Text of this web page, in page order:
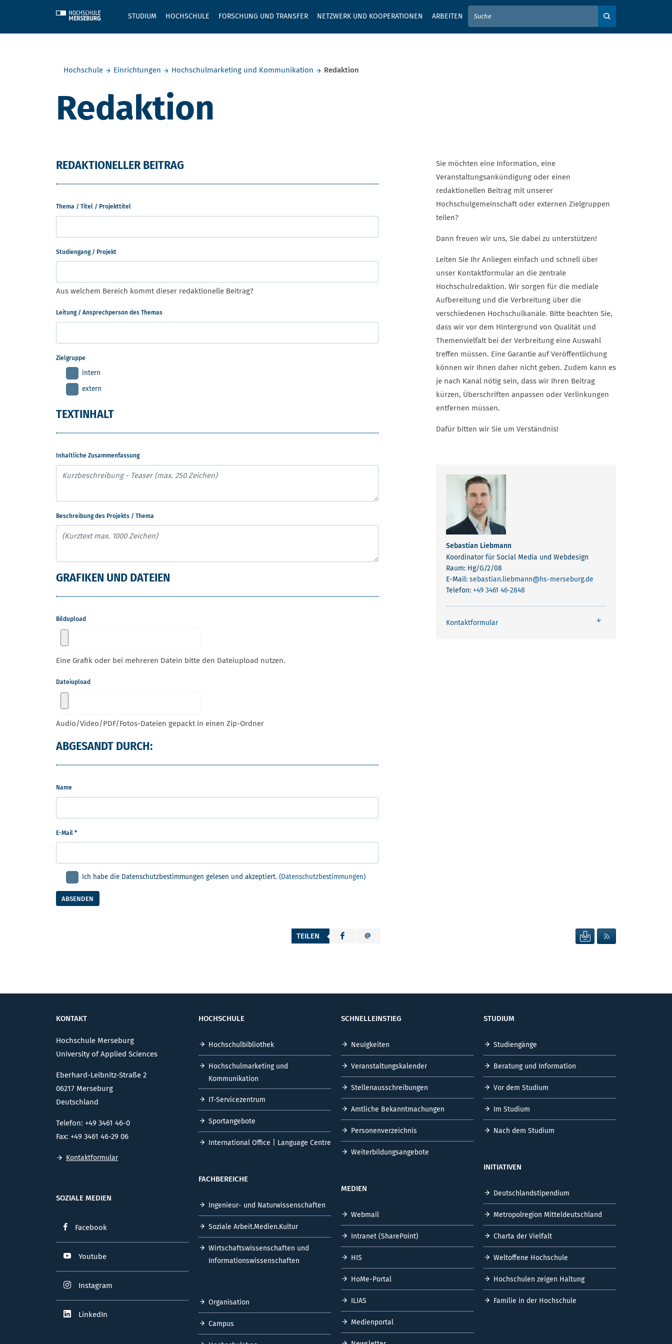
STUDIUM HOCHSCHULE FORSCHUNG UND TRANSFER NETZWERK UND KOOPERATIONEN ARBEITEN
GEBEN SIE HIER IHREN SUCHBEGRIFF EIN
Hochschule
Einrichtungen Hochschulmarketing und Kommunikation Redaktion
Redaktion
REDAKTIONELLER BEITRAG
Thema / Titel / Projekttitel
Studiengang / Projekt
Aus welchem Bereich kommt dieser redaktionelle Beitrag?
Leitung / Ansprechperson des Themas
Zielgruppe
intern
extern
TEXTINHALT
Inhaltliche Zusammenfassung
Beschreibung des Projekts / Thema
GRAFIKEN UND DATEIEN
Bildupload
Eine Grafik oder bei mehreren Datein bitte den Dateiupload nutzen.
Dateiupload
Audio/Video/PDF/Fotos-Dateien gepackt in einen Zip-Ordner
ABGESANDT DURCH:
Name
E-Mail *
Ich habe die Datenschutzbestimmungen gelesen und akzeptiert. (Datenschutzbestimmungen)
ABSENDEN
Sie möchten eine Information, eine
Veranstaltungsankündigung oder einen
redaktionellen Beitrag mit unserer
Hochschulgemeinschaft oder externen Zielgruppen
teilen?
Dann freuen wir uns, Sie dabei zu unterstützen!
Leiten Sie Ihr Anliegen einfach und schnell über
unser Kontaktformular an die zentrale
Hochschulredaktion. Wir sorgen für die mediale
Aufbereitung und die Verbreitung über die
verschiedenen Hochschulkanäle. Bitte beachten Sie,
dass wir vor dem Hintergrund von Qualität und
Themenvielfalt bei der Verbreitung eine Auswahl
treffen müssen. Eine Garantie auf Veröffentlichung
können wir Ihnen daher nicht geben. Zudem kann es
je nach Kanal nötig sein, dass wir Ihren Beitrag
kürzen, Überschriften anpassen oder Verlinkungen
entfernen müssen.
Dafür bitten wir Sie um Verständnis!
Sebastian Liebmann
Koordinator für Social Media und Webdesign
Raum: Hg/G/2/08
E-Mail: sebastian.liebmann@hs-merseburg.de
Telefon: +49 3461 46-2848
Kontaktformular
TEILEN SEITE DRUCKEN
KONTAKT
Hochschule Merseburg
University of Applied Sciences
Eberhard-Leibnitz-Straße 2
06217 Merseburg
Deutschland
Telefon: +49 3461 46-0
Fax: +49 3461 46-29 06
Kontaktformular
SOZIALE MEDIEN
Facebook
Youtube
Instagram
LinkedIn
HOCHSCHULE
Hochschulbibliothek
Hochschulmarketing und
Kommunikation
IT-Servicezentrum
Sportangebote
International Office | Language Centre
FACHBEREICHE
Ingenieur- und Naturwissenschaften
Soziale Arbeit.Medien.Kultur
Wirtschaftswissenschaften und
Informationswissenschaften
Organisation
Campus
SCHNELLEINSTIEG
Neuigkeiten
Veranstaltungskalender
Stellenausschreibungen
Amtliche Bekanntmachungen
Personenverzeichnis
Weiterbildungsangebote
MEDIEN
Webmail
Intranet (SharePoint)
HIS
HoMe-Portal
ILIAS
Medienportal
STUDIUM
Studiengänge
Beratung und Information
Vor dem Studium
Im Studium
Nach dem Studium
INITIATIVEN
Deutschlandstipendium
Metropolregion Mitteldeutschland
Charta der Vielfalt
Weltoffene Hochschule
Hochschulen zeigen Haltung
Familie in der Hochschule